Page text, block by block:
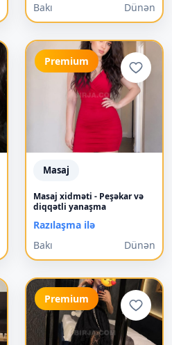
Bakı
Dünən
Premium
Masaj
Masaj xidməti - Peşəkar və
diqqətli yanaşma
Razılaşma ilə
Bakı
Dünən
Premium